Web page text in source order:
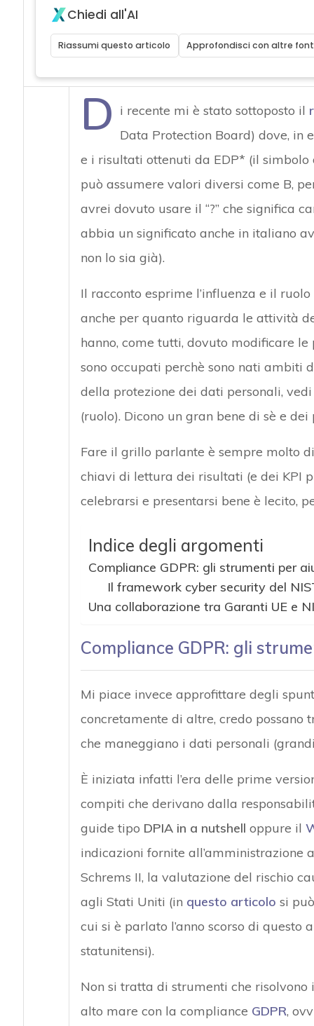
Chiedi all'AI
Riassumi questo articolo Approfondisci con altre
D i recente mi è stato sottoposto il
Data Protection Board) dove, in
e i risultati ottenuti da EDP* (il simbolo
può assumere valori diversi come B,
avrei dovuto usare il “?” che significa
abbia un significato anche in italiano
non lo sia già).
Il racconto esprime l’influenza e il
anche per quanto riguarda le attività
hanno, come tutti, dovuto modificare
sono occupati perchè sono nati ambiti
della protezione dei dati personali,
(ruolo). Dicono un gran bene di sè e
Fare il grillo parlante è sempre molto
chiavi di lettura dei risultati (e dei KPI
celebrarsi e presentarsi bene è lecito,
Indice degli argomenti
Compliance GDPR: gli strumenti per
Il framework cyber security del
Una collaborazione tra Garanti UE e
Compliance GDPR: gli
Mi piace invece approfittare degli
concretamente di altre, credo
che maneggiano i dati personali
È iniziata infatti l’era delle prime
compiti che derivano dalla
guide tipo DPIA in a nutshell oppure il
indicazioni fornite all’amministrazione
Schrems II, la valutazione del rischio
agli Stati Uniti (in questo articolo si
cui si è parlato l’anno scorso di
statunitensi).
Non si tratta di strumenti che
alto mare con la compliance GDPR,